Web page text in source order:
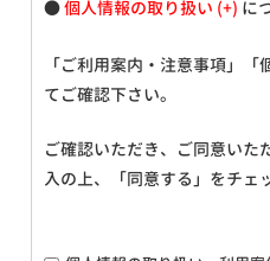
●個人情報の取り扱い に
「ご利用案内・注意事項」
てご確認下さい。
ご確認いただき、ご同意いた
入の上、「同意する」をチェ